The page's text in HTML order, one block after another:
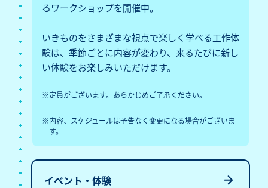
るワークショップを開催中。
いきものをさまざまな視点で楽しく学べる工作体
験は、季節ごとに内容が変わり、来るたびに新し
い体験をお楽しみいただけます。
※定員がございます。あらかじめご了承ください。
※内容、スケジュールは予告なく変更になる場合がございま
す。
イベント・体験